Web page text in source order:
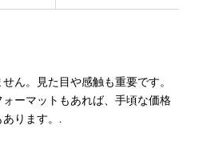
ん。見た目や感触も重要です。
ーマットもあれば、手頃な価格
ります。.